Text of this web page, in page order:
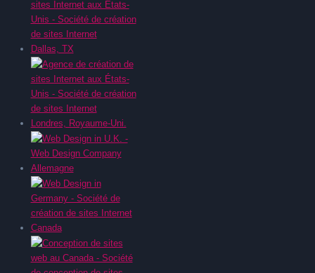
Dallas, TX
Londres, Royaume-Uni.
Allemagne
Canada